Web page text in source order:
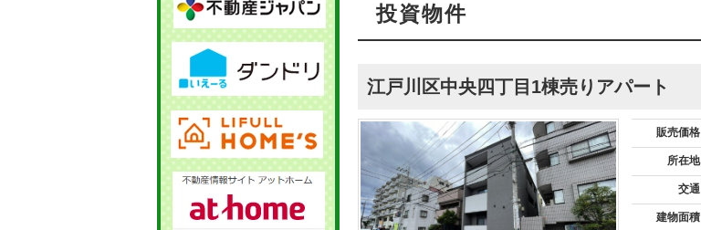
投資物件
江戸川区中央四丁目1棟売りアパート
販売価格
所在地
交通
建物面積